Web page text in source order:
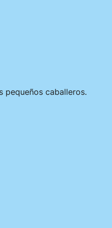
pequeños caballeros.